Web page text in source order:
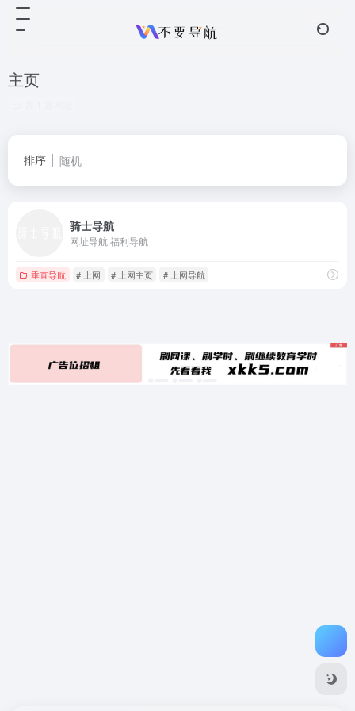
主页
排序 随机
骑士导航
网址导航 福利导航
垂直导航 # 上网 # 上网主页 # 上网导航